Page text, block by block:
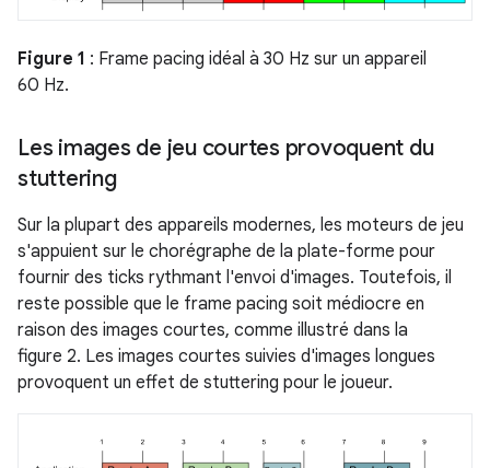
Figure 1 : Frame pacing idéal à 30 Hz sur un appareil
60 Hz.
Les images de jeu courtes provoquent du
stuttering
Sur la plupart des appareils modernes, les moteurs de jeu
s'appuient sur le chorégraphe de la plate-forme pour
fournir des ticks rythmant l'envoi d'images. Toutefois, il
reste possible que le frame pacing soit médiocre en
raison des images courtes, comme illustré dans la
figure 2. Les images courtes suivies d'images longues
provoquent un effet de stuttering pour le joueur.